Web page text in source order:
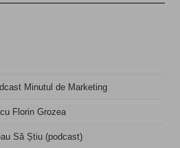
Minutul de Marketing
Florin Grozea
Să Știu (podcast)